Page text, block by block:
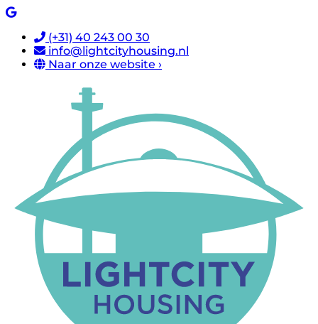
(+31) 40 243 00 30
info@lightcityhousing.nl
Naar onze website ›